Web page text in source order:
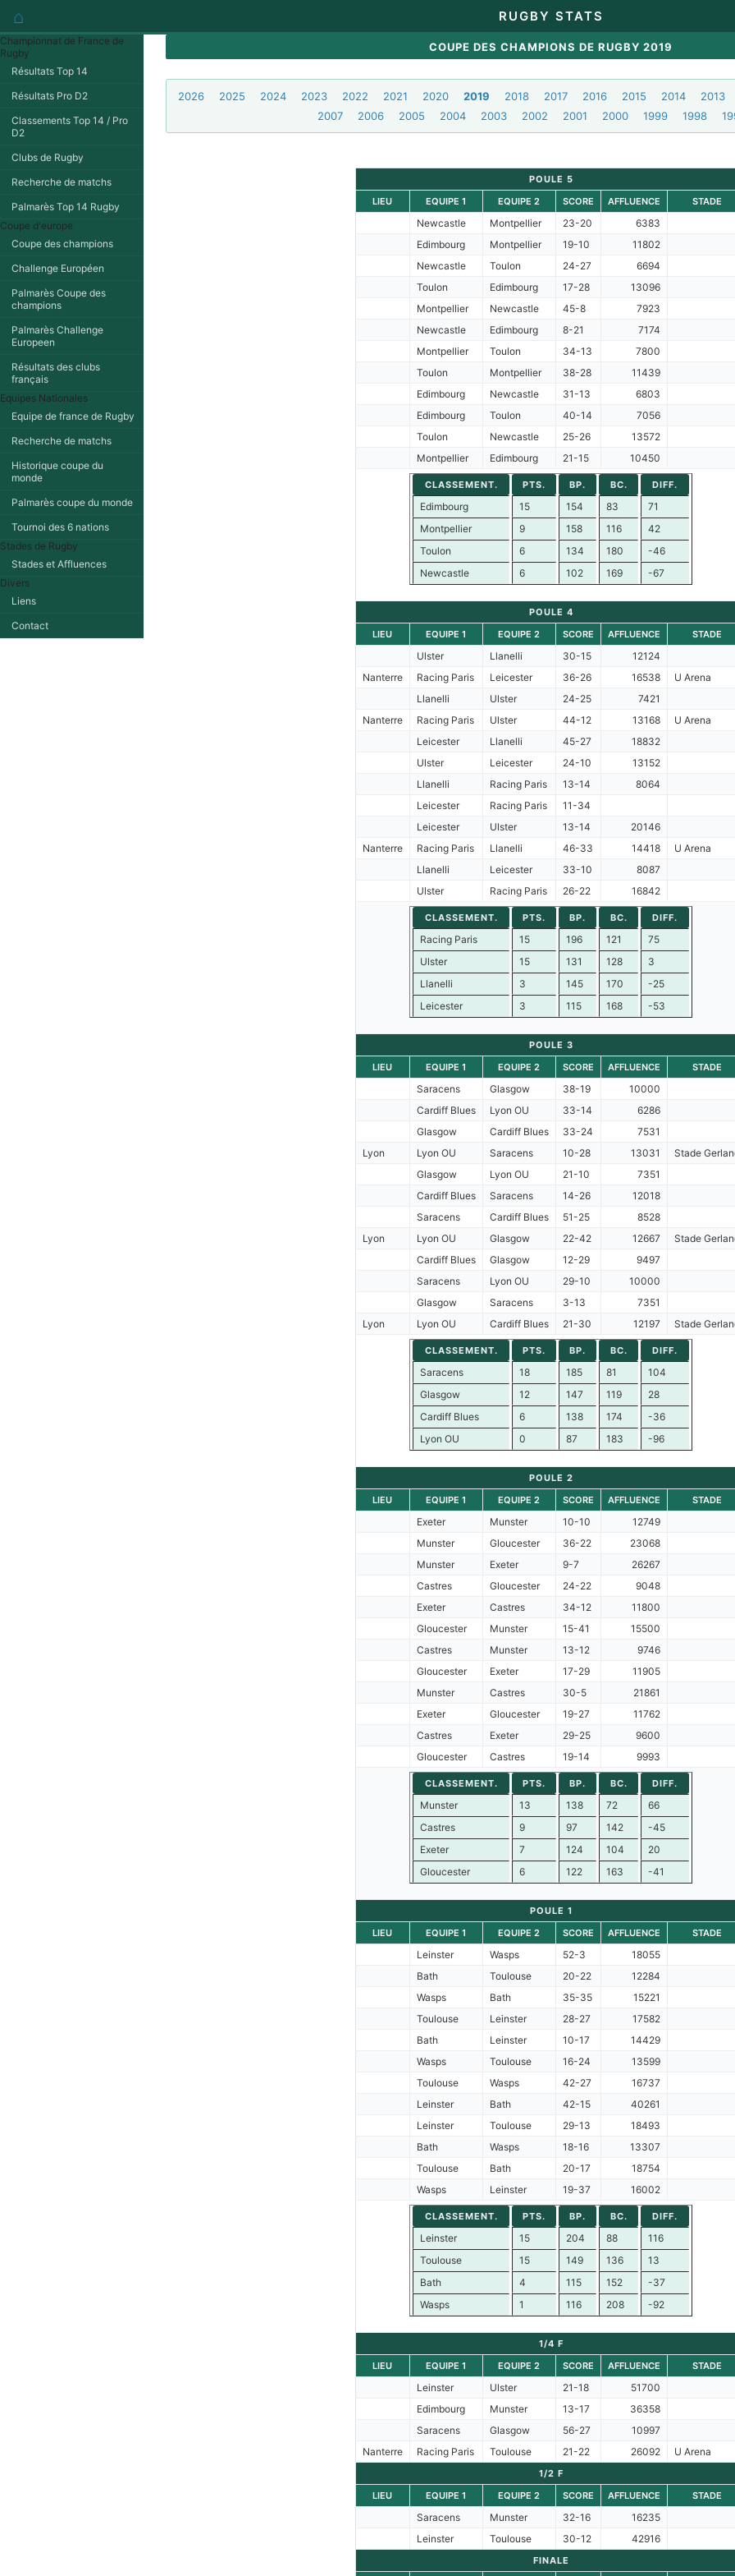
⌂ RUGBY STATS
Championnat de France de
Rugby
Résultats Top 14
Résultats Pro D2
Classements Top 14 / Pro
D2
Clubs de Rugby
Recherche de matchs
Palmarès Top 14 Rugby
Coupe d'europe
Coupe des champions
Challenge Européen
Palmarès Coupe des
champions
Palmarès Challenge
Europeen
Résultats des clubs
français
Equipes Nationales
Equipe de france de Rugby
Recherche de matchs
Historique coupe du
monde
Palmarès coupe du monde
Tournoi des 6 nations
Stades de Rugby
Stades et Affluences
Divers
Liens
Contact
COUPE DES CHAMPIONS DE RUGBY 2019
2026 2025 2024 2023 2022 2021 2020 2019 2018 2017 2016 2015 2014 2013
2007
2006 2005 2004 2003 2002 2001 2000 1999 1998
POULE 5
LIEU
EQUIPE 1 EQUIPE 2 SCORE AFFLUENCE STADE
Newcastle Montpellier 23-20
6383
Edimbourg
Montpellier 19-10
11802
Newcastle
Toulon 24-27
6694
Toulon
Edimbourg 17-28
13096
Montpellier
Newcastle 45-8
7923
Newcastle
Edimbourg 8-21
7174
Montpellier
Toulon 34-13
7800
Toulon
Montpellier 38-28
11439
Edimbourg
Newcastle 31-13
6803
Edimbourg
Toulon 40-14
7056
Toulon
Newcastle 25-26
13572
Montpellier
Edimbourg 21-15 10450
CLASSEMENT. PTS. BP. BC. DIFF.
Edimbourg 15 154 83
71
Montpellier
9 158 116
42
Toulon
6 134 180
-46
Newcastle
6 102 169 -67
POULE 4
LIEU
EQUIPE 1 EQUIPE 2 SCORE AFFLUENCE STADE
Ulster Llanelli 30-15
12124
Nanterre
Racing Paris Leicester 36-26 16538
U Arena
Llanelli
Ulster 24-25
7421
Nanterre
Racing Paris Ulster 44-12 13168
U Arena
Leicester
Llanelli 45-27
18832
Ulster
Leicester 24-10
13152
Llanelli
Racing Paris 13-14
8064
Leicester
Racing Paris
11-34
Leicester
Ulster 13-14
20146
Nanterre
Racing Paris Llanelli 46-33 14418
U Arena
Llanelli
Leicester 33-10
8087
Ulster
Racing Paris 26-22 16842
CLASSEMENT. PTS. BP. BC. DIFF.
Racing Paris 15 196 121
75
Ulster
15 131 128
3
Llanelli
3 145 170
-25
Leicester
3 115 168 -53
POULE 3
LIEU
EQUIPE 1 EQUIPE 2 SCORE AFFLUENCE STADE
Saracens Glasgow 38-19
10000
Cardiff Blues
Lyon OU 33-14
6286
Glasgow
Cardiff Blues 33-24
7531
Lyon
Lyon OU Saracens 10-28 13031
Stade
Glasgow
Lyon OU 21-10
7351
Cardiff Blues
Saracens 14-26
12018
Saracens
Cardiff Blues 51-25
8528
Lyon
Lyon OU Glasgow 22-42 12667
Stade
Cardiff Blues
Glasgow 12-29
9497
Saracens
Lyon OU 29-10
10000
Glasgow
Saracens 3-13
7351
Lyon
Lyon OU Cardiff Blues 21-30 12197 Stade
CLASSEMENT. PTS. BP. BC. DIFF.
Saracens 18 185 81
104
Glasgow
12 147 119
28
Cardiff Blues
6 138 174
-36
Lyon OU
0 87 183 -96
POULE 2
LIEU
EQUIPE 1 EQUIPE 2 SCORE AFFLUENCE STADE
Exeter Munster 10-10
12749
Munster
Gloucester 36-22
23068
Munster
Exeter 9-7
26267
Castres
Gloucester 24-22
9048
Exeter
Castres 34-12
11800
Gloucester
Munster 15-41
15500
Castres
Munster 13-12
9746
Gloucester
Exeter 17-29
11905
Munster
Castres 30-5
21861
Exeter
Gloucester 19-27
11762
Castres
Exeter 29-25
9600
Gloucester
Castres 19-14 9993
CLASSEMENT. PTS. BP. BC. DIFF.
Munster 13 138 72
66
Castres
9 97 142
-45
Exeter
7 124 104
20
Gloucester
6 122 163 -41
POULE 1
LIEU
EQUIPE 1 EQUIPE 2 SCORE AFFLUENCE STADE
Leinster Wasps 52-3
18055
Bath
Toulouse 20-22
12284
Wasps
Bath 35-35
15221
Toulouse
Leinster 28-27
17582
Bath
Leinster 10-17
14429
Wasps
Toulouse 16-24
13599
Toulouse
Wasps 42-27
16737
Leinster
Bath 42-15
40261
Leinster
Toulouse 29-13
18493
Bath
Wasps 18-16
13307
Toulouse
Bath 20-17
18754
Wasps
Leinster 19-37 16002
CLASSEMENT. PTS. BP. BC. DIFF.
Leinster 15 204 88
116
Toulouse
15 149 136
13
Bath
4 115 152
-37
Wasps
1 116 208 -92
1/4 F
LIEU
EQUIPE 1 EQUIPE 2 SCORE AFFLUENCE STADE
Leinster Ulster 21-18
51700
Edimbourg
Munster 13-17
36358
Saracens
Glasgow 56-27
10997
Nanterre
Racing Paris Toulouse 21-22 26092 U Arena
1/2 F
LIEU
EQUIPE 1 EQUIPE 2 SCORE AFFLUENCE STADE
Saracens Munster 32-16
16235
Leinster
Toulouse 30-12 42916
FINALE